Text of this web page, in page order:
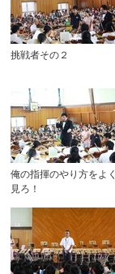
挑戦者その２
俺の指揮のやり方をよく
見ろ！